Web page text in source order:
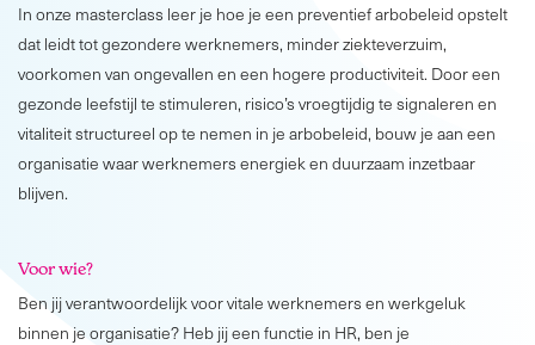
In onze masterclass leer je hoe je een preventief arbobeleid opstelt
dat leidt tot gezondere werknemers, minder ziekteverzuim,
voorkomen van ongevallen en een hogere productiviteit. Door een
gezonde leefstijl te stimuleren, risico’s vroegtijdig te signaleren en
vitaliteit structureel op te nemen in je arbobeleid, bouw je aan een
organisatie waar werknemers energiek en duurzaam inzetbaar
blijven.
Voor wie?
Ben jij verantwoordelijk voor vitale werknemers en werkgeluk
binnen je organisatie? Heb jij een functie in HR, ben je